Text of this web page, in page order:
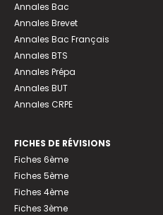
Annales Bac
Annales Brevet
Annales Bac Français
Annales BTS
Annales Prépa
Annales BUT
Annales CRPE
FICHES DE RÉVISIONS
Fiches 6ème
Fiches 5ème
Fiches 4ème
Fiches 3ème